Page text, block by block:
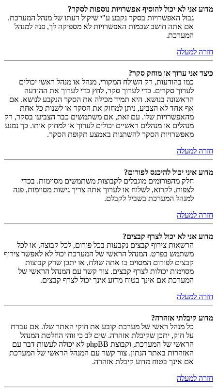
מדוע אני לא יכול להוסיף אפשרויות נוספות לסקר?
גבול האפשרויות בסקר נקבע ע"י שיקול דעתו של מנהל המערכת.
אם אתה חושב שכמות האפשרויות לא מספיקה לך, פנה למנהל
המערכת.
חזרה למעלה
כיצד אני ערוך או מוחק סקר?
כמו בהודעות, רק השולח המקורי, מנהל או מנהל ראשי יכולים
לערוך סקרים. כדי לערוך סקר, לחץ כדי לערוך את ההודעה
הראשונה בנושא. היא תמיד מכילה את הסקר הנקבע לנושא. אם
אף אחד לא הצביע, ניתן למחוק את הסקר או לשנות כל אחת
מהאפשרויות שלו. עם זאת, אם משתמשים כבר הצביעו בסקר, רק
מנהלים או מנהלים ראשיים יכולים לערוך או למחוק אותו. כך נמנע
מאפשרויות הסקר להשתנות באמצע תקופת הסקר.
חזרה למעלה
מדוע איני יכול להיכנס לפורום?
חלק מהפורומים מוגבלים לקבוצות משתמשים מסוימות. בכדי
לצפות, לקרוא, לשלוח או לערוך אתה צריך גישות מסוימות, פנה
למנהל המערכת בשביל לקבלם.
חזרה למעלה
מדוע אני לא יכול לצרף קבצים?
הרשאות צירוף קבצים נקבעות בכל פורום, לכל קבוצה, או לכל
משתמש בפרט. המנהל הראשי של המערכת יכול לא לאפשר צירוף
קבצים לפורום המסוים בו אתה שולח, או יתכן שרק קבוצות
מסוימות יכולות לצרף קבצים. צור קשר עם המנהל הראשי של
המערכת אם אינך בטוח מדוע אינך יכול לצרף קבצים.
חזרה למעלה
מדוע קיבלתי אזהרה?
כל מנהל ראשי של מערכת קובע את חוקי האתר שלו. אם עברת
על חוק, יתכן שקיבלת אזהרה. שים לב כי זוהי החלטת המנהל
הראשי של המערכת, וקבוצת phpBB לא יכולה לעשות דבר עם
האזהרות באתר הנתון. צור קשר עם המנהל הראשי של המערכת
אם אינך בטוח מדוע קיבלת אזהרה.
חזרה למעלה